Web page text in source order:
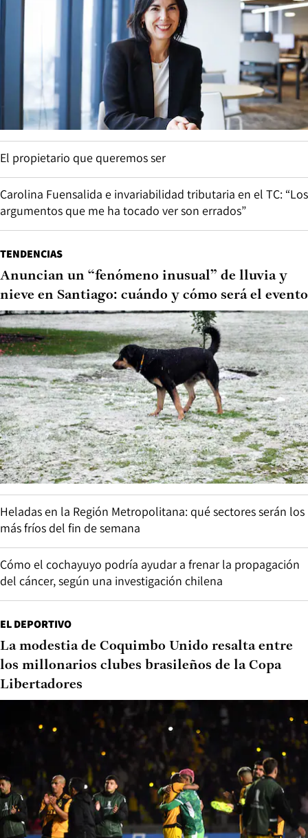
El propietario que queremos ser
Carolina Fuensalida e invariabilidad tributaria en el TC: “Los
argumentos que me ha tocado ver son errados”
TENDENCIAS
Anuncian un “fenómeno inusual” de lluvia y
nieve en Santiago: cuándo y cómo será el evento
Heladas en la Región Metropolitana: qué sectores serán los
más fríos del fin de semana
Cómo el cochayuyo podría ayudar a frenar la propagación
del cáncer, según una investigación chilena
EL DEPORTIVO
La modestia de Coquimbo Unido resalta entre
los millonarios clubes brasileños de la Copa
Libertadores